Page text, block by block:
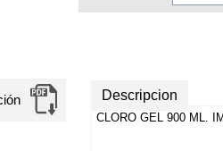
Descripcion
CLORO GEL 900 ML.